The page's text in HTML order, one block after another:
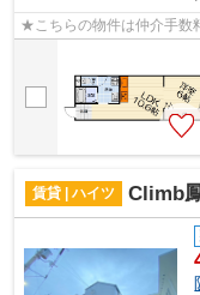
★こちらの物件は仲介手数
賃貸 | ハイツ Climb